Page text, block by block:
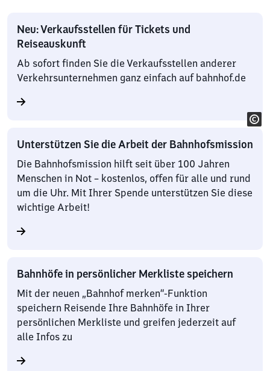
Neu: Verkaufsstellen für Tickets und
Reiseauskunft
Ab sofort finden Sie die Verkaufsstellen anderer
Verkehrsunternehmen ganz einfach auf bahnhof.de
Unterstützen Sie die Arbeit der Bahnhofsmission
Die Bahnhofsmission hilft seit über 100 Jahren
Menschen in Not – kostenlos, offen für alle und rund
um die Uhr. Mit Ihrer Spende unterstützen Sie diese
wichtige Arbeit!
Bahnhöfe in persönlicher Merkliste speichern
Mit der neuen „Bahnhof merken“-Funktion
speichern Reisende Ihre Bahnhöfe in Ihrer
persönlichen Merkliste und greifen jederzeit auf
alle Infos zu